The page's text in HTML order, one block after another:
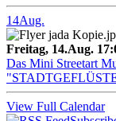
14Aug.
Freitag, 14.Aug.
Das Mini Streetart
View Full Calendar